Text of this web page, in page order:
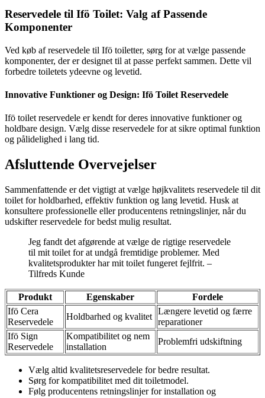
Reservedele til Ifö Toilet: Valg af Passende
Komponenter
Ved køb af reservedele til Ifö toiletter, sørg for at vælge passende
komponenter, der er designet til at passe perfekt sammen. Dette vil
forbedre toiletets ydeevne og levetid.
Innovative Funktioner og Design: Ifö Toilet Reservedele
Ifö toilet reservedele er kendt for deres innovative funktioner og
holdbare design. Vælg disse reservedele for at sikre optimal funktion
og pålidelighed i lang tid.
Afsluttende Overvejelser
Sammenfattende er det vigtigt at vælge højkvalitets reservedele til dit
toilet for holdbarhed, effektiv funktion og lang levetid. Husk at
konsultere professionelle eller producentens retningslinjer, når du
udskifter reservedele for bedst mulig resultat.
Jeg fandt det afgørende at vælge de rigtige reservedele
til mit toilet for at undgå fremtidige problemer. Med
kvalitetsprodukter har mit toilet fungeret fejlfrit. –
Tilfreds Kunde
Produkt Egenskaber
Fordele
Ifö Cera
Reservedele
Holdbarhed og kvalitet
Længere levetid og færre
reparationer
Ifö Sign
Reservedele
Kompatibilitet og nem
installation
Problemfri udskiftning
Vælg altid kvalitetsreservedele for bedre resultat.
Sørg for kompatibilitet med dit toiletmodel.
Følg producentens retningslinjer for installation og